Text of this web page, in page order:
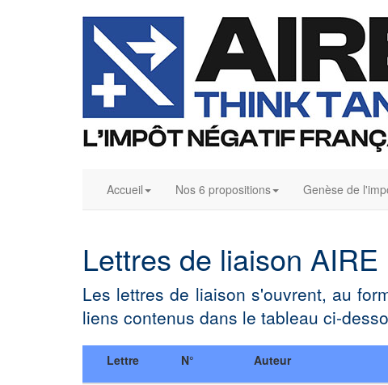
Accueil Nos 6 propositions Genèse de
Lettres de liaison
Les lettres de liaison s'ouvrent, au
liens contenus dans le tableau ci-
Lettre N° Auteur